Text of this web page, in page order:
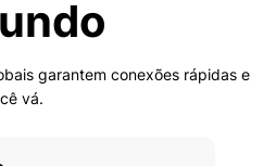
garantem conexões rápidas e
vá.